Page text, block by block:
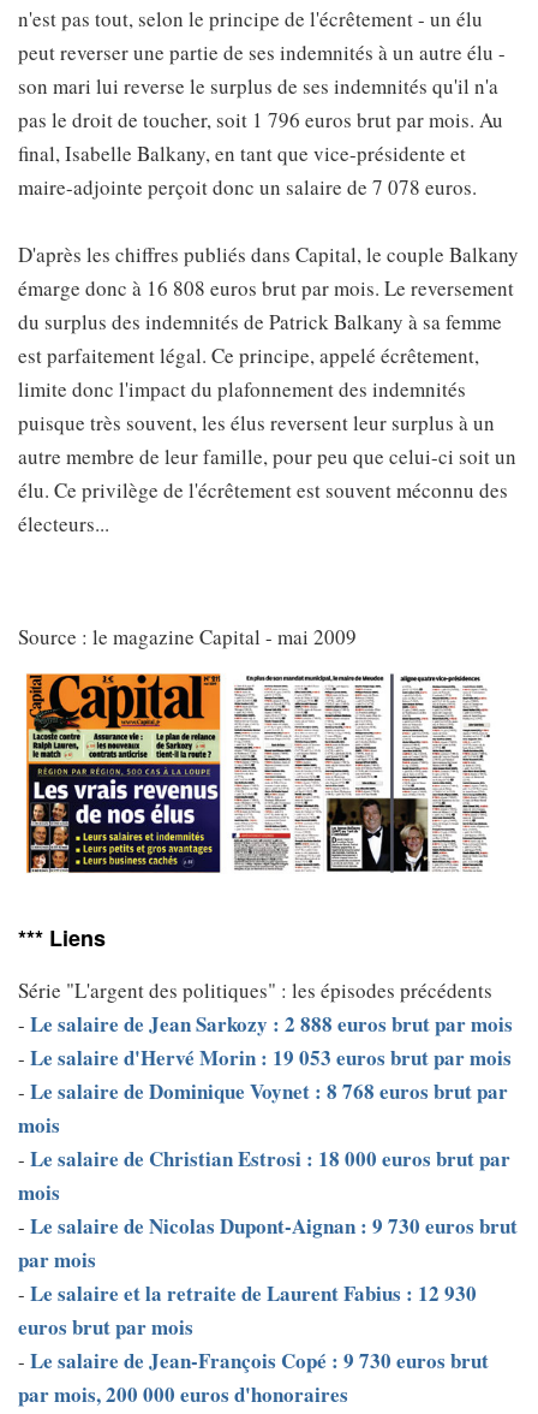
n'est pas tout, selon le principe de l'écrêtement - un élu
peut reverser une partie de ses indemnités à un autre élu -
son mari lui reverse le surplus de ses indemnités qu'il n'a
pas le droit de toucher, soit 1 796 euros brut par mois. Au
final, Isabelle Balkany, en tant que vice-présidente et
maire-adjointe perçoit donc un salaire de 7 078 euros.
D'après les chiffres publiés dans Capital, le couple Balkany
émarge donc à 16 808 euros brut par mois. Le reversement
du surplus des indemnités de Patrick Balkany à sa femme
est parfaitement légal. Ce principe, appelé écrêtement,
limite donc l'impact du plafonnement des indemnités
puisque très souvent, les élus reversent leur surplus à un
autre membre de leur famille, pour peu que celui-ci soit un
élu. Ce privilège de l'écrêtement est souvent méconnu des
électeurs...
Source : le magazine Capital - mai 2009
*** Liens
Série "L'argent des politiques" : les épisodes précédents
- Le salaire de Jean Sarkozy : 2 888 euros brut par mois
- Le salaire d'Hervé Morin : 19 053 euros brut par mois
- Le salaire de Dominique Voynet : 8 768 euros brut par
mois
- Le salaire de Christian Estrosi : 18 000 euros brut par
mois
- Le salaire de Nicolas Dupont-Aignan : 9 730 euros brut
par mois
- Le salaire et la retraite de Laurent Fabius : 12 930
euros brut par mois
- Le salaire de Jean-François Copé : 9 730 euros brut
par mois, 200 000 euros d'honoraires